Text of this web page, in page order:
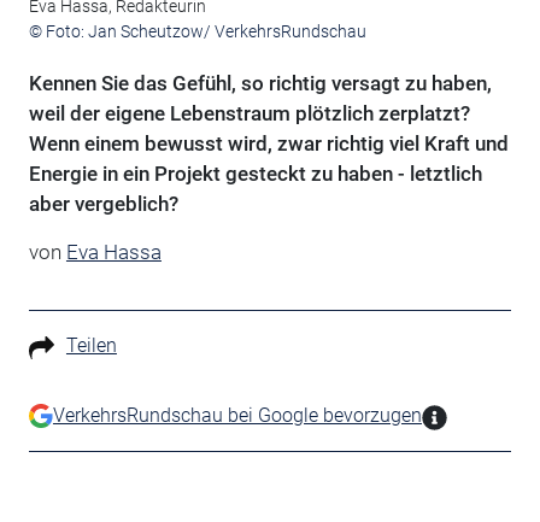
Eva Hassa, Redakteurin
© Foto: Jan Scheutzow/ VerkehrsRundschau
Kennen Sie das Gefühl, so richtig versagt zu haben,
weil der eigene Lebenstraum plötzlich zerplatzt?
Wenn einem bewusst wird, zwar richtig viel Kraft und
Energie in ein Projekt gesteckt zu haben - letztlich
aber vergeblich?
von Eva Hassa
Teilen
VerkehrsRundschau bei Google bevorzugen